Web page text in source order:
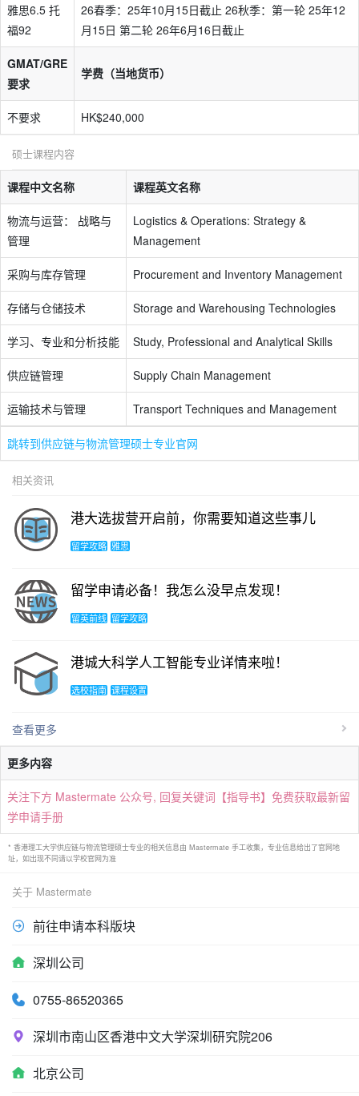
雅思6.5 托
福92
26春季：25年10月15日截止 26秋季：第一轮 25年12
月15日 第二轮 26年6月16日截止
GMAT/GRE
要求
学费（当地货币）
不要求 HK$240,000
硕士课程内容
课程中文名称 课程英文名称
物流与运营： 战略与
管理
Logistics & Operations: Strategy &
Management
采购与库存管理 Procurement and Inventory Management
存储与仓储技术 Storage and Warehousing Technologies
学习、专业和分析技能 Study, Professional and Analytical Skills
供应链管理 Supply Chain Management
运输技术与管理 Transport Techniques and Management
跳转到供应链与物流管理硕士专业官网
相关资讯
港大选拔营开启前，你需要知道这些事儿
留学攻略 雅思
留学申请必备！我怎么没早点发现！
留英前线 留学攻略
港城大科学人工智能专业详情来啦！
选校指南 课程设置
查看更多
更多内容
关注下方 Mastermate 公众号, 回复关键词【指导书】免费获取最新留
学申请手册
* 香港理工大学供应链与物流管理硕士专业的相关信息由 Mastermate 手工收集，专业信息给出了官网地
址，如出现不同请以学校官网为准
关于 Mastermate
前往申请本科版块
深圳公司
0755-86520365
深圳市南山区香港中文大学深圳研究院206
北京公司